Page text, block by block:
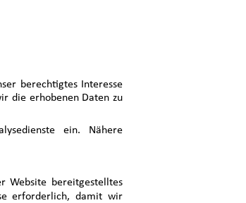
berechtigtes Interesse
die erhobenen Daten zu
ein. Nähere
Website bereitgestelltes
erforderlich, damit wir